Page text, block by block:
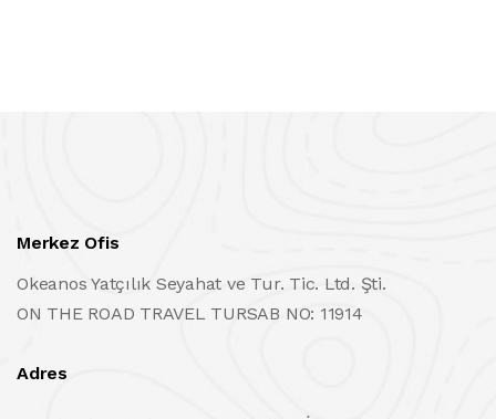
Merkez Ofis
Okeanos Yatçılık Seyahat ve Tur. Tic. Ltd. Şti.
ON THE ROAD TRAVEL TURSAB NO: 11914
Adres